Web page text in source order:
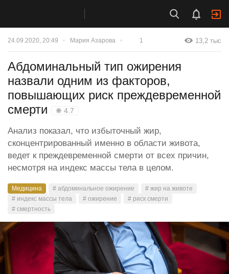
24.09.2020, 20:49 Мария Азарова 1 13,2 тыс
Абдоминальный тип ожирения
назвали одним из факторов,
повышающих риск преждевременной
смерти
❋ 4.7
Анализ показал, что избыточный жир,
сконцентрированный именно в области живота,
ведет к преждевременной смерти от всех причин,
несмотря на индекс массы тела в целом.
Медицина # абдоминальное ожирение
# жир на животе
# индекс массы тела
# ожирение
# риск смерти
# смертность